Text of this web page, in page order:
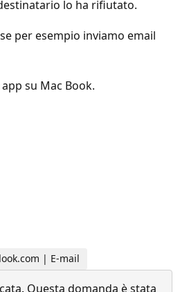
lo ha rifiutato.
per esempio inviamo email
su Mac Book.
| E-mail
Questa domanda è stata